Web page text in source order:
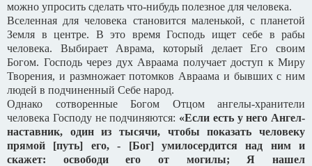
можно упросить сделать что-нибудь полезное для человека.
Вселенная для человека становится маленькой, с планетой
Земля в центре. В это время Господь ищет себе в рабы
человека. Выбирает Аврама, который делает Его своим
Богом. Господь через дух Авраама получает доступ к Миру
Творения, и размножает потомков Авраама и бывших с ним
людей в подчиненный Себе народ.
Однако сотворенные Богом Отцом ангелы-хранители
человека Господу не подчиняются: «Если есть у него Ангел-
наставник, один из тысячи, чтобы показать человеку
прямой [путь] его, - [Бог] умилосердится над ним и
скажет: освободи его от могилы; Я нашел